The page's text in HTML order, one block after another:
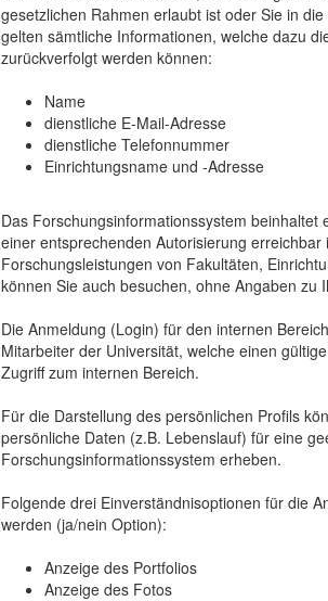
gesetzlichen Rahmen erlaubt ist oder Sie in
gelten sämtliche Informationen, welche dazu
zurückverfolgt werden können:
Name
dienstliche E-Mail-Adresse
dienstliche Telefonnummer
Einrichtungsname und -Adresse
Das Forschungsinformationssystem beinhaltet
einer entsprechenden Autorisierung
Forschungsleistungen von Fakultäten,
können Sie auch besuchen, ohne Angaben zu
Die Anmeldung (Login) für den internen
Mitarbeiter der Universität, welche einen
Zugriff zum internen Bereich.
Für die Darstellung des persönlichen Profils
persönliche Daten (z.B. Lebenslauf) für eine
Forschungsinformationssystem erheben.
Folgende drei Einverständnisoptionen für die
werden (ja/nein Option):
Anzeige des Portfolios
Anzeige des Fotos